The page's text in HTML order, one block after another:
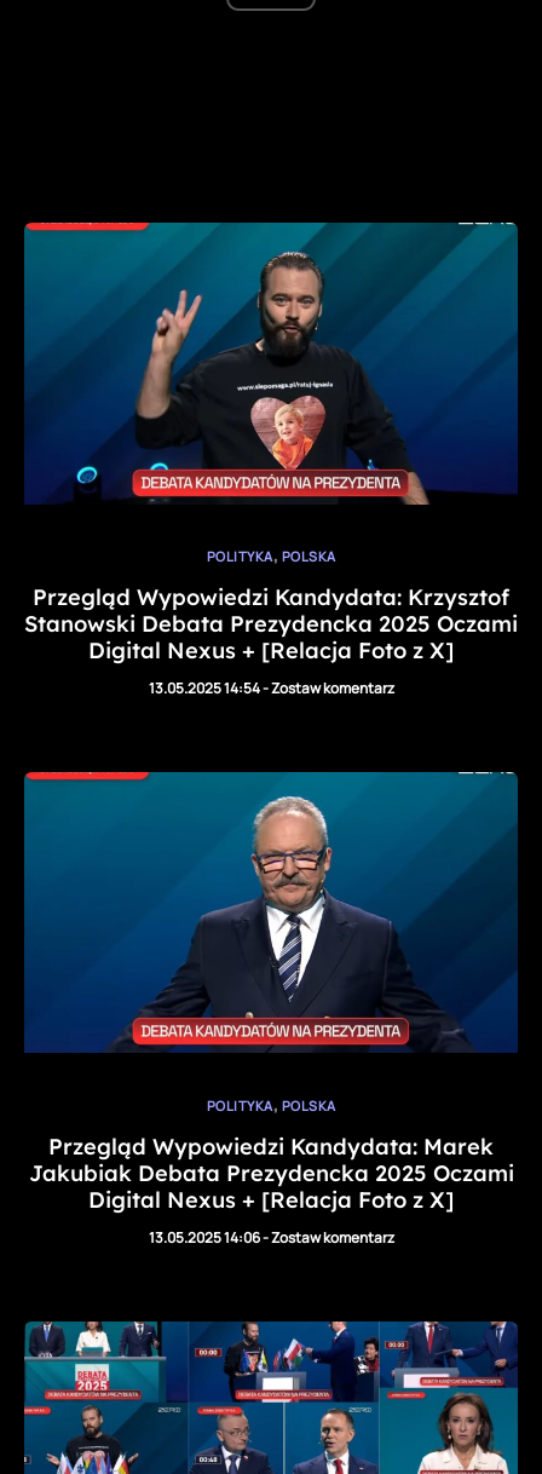
POLITYKA, POLSKA
Przegląd Wypowiedzi Kandydata: Krzysztof
Stanowski Debata Prezydencka 2025 Oczami
Digital Nexus + [Relacja Foto z X]
13.05.2025 14:54-Zostaw komentarz
POLITYKA, POLSKA
Przegląd Wypowiedzi Kandydata: Marek
Jakubiak Debata Prezydencka 2025 Oczami
Digital Nexus + [Relacja Foto z X]
13.05.2025 14:06-Zostaw komentarz